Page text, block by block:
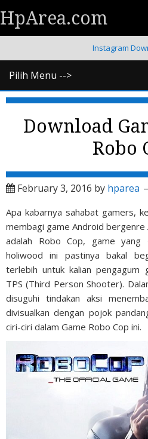
HpArea.com
Instagram
Pilih Menu -->
Download
Robo
February 3, 2016 by hparea
Apa kabarnya sahabat gamers,
membagi game Android
adalah Robo Cop, game
holiwood ini pastinya bakal
terlebih untuk kalian pengagum
TPS (Third Person Shooter).
disuguhi tindakan aksi
divisualkan dengan pojok
ciri-ciri dalam Game Robo Cop ini.